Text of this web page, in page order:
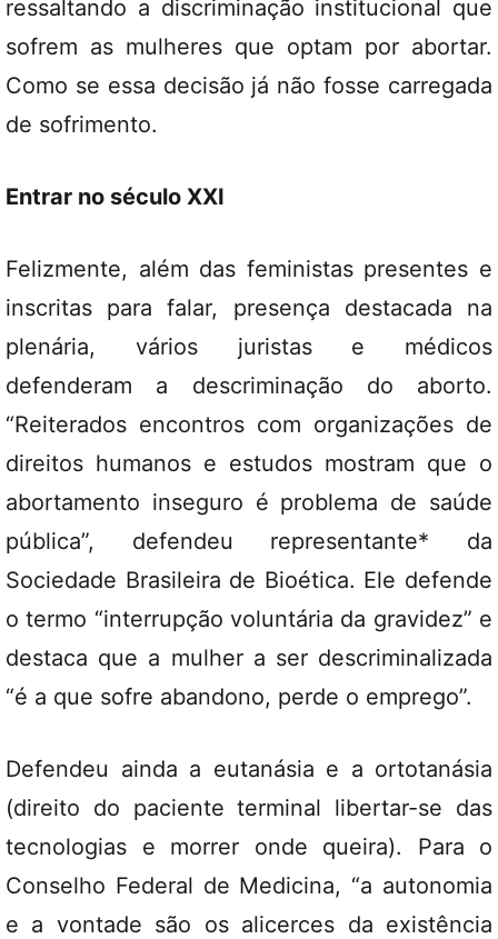
ressaltando a discriminação institucional que
sofrem as mulheres que optam por abortar.
Como se essa decisão já não fosse carregada
de sofrimento.
Entrar no século XXI
Felizmente, além das feministas presentes e
inscritas para falar, presença destacada na
plenária, vários juristas e médicos
defenderam a descriminação do aborto.
“Reiterados encontros com organizações de
direitos humanos e estudos mostram que o
abortamento inseguro é problema de saúde
pública”, defendeu representante* da
Sociedade Brasileira de Bioética. Ele defende
o termo “interrupção voluntária da gravidez” e
destaca que a mulher a ser descriminalizada
“é a que sofre abandono, perde o emprego”.
Defendeu ainda a eutanásia e a ortotanásia
(direito do paciente terminal libertar-se das
tecnologias e morrer onde queira). Para o
Conselho Federal de Medicina, “a autonomia
e a vontade são os alicerces da existência